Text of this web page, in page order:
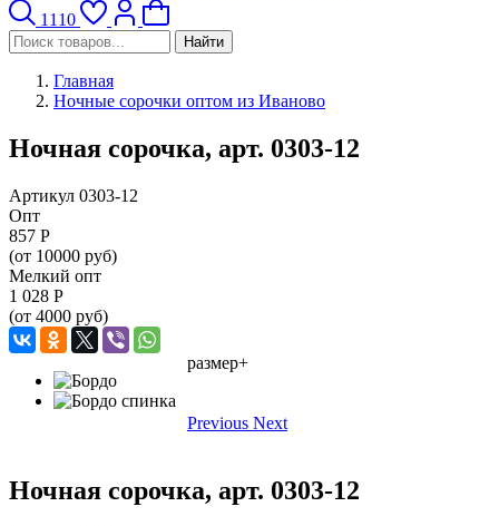
1110
Найти
Главная
Ночные сорочки оптом из Иваново
Ночная сорочка, арт. 0303-12
Артикул 0303-12
Опт
857 Р
(от 10000 руб)
Мелкий опт
1 028 Р
(от 4000 руб)
размер+
Previous Next
Ночная сорочка, арт. 0303-12